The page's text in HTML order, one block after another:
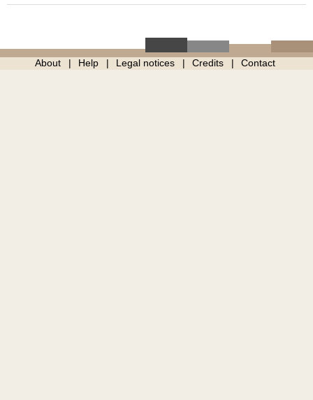
About Help Legal notices Credits Contact